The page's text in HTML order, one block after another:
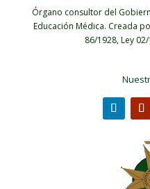
Órgano consultor del
Educación Médica. Creada
86/1928, Ley